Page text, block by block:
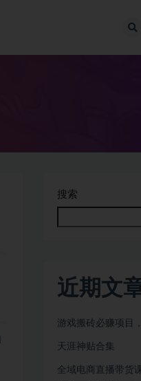
搜索
近期文
游戏搬砖必赚项目
天涯神贴合集
全域电商直播带货